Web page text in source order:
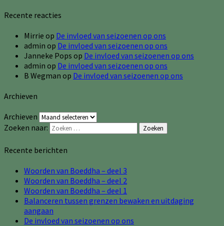
Recente reacties
Mirrie op De invloed van seizoenen op ons
admin op De invloed van seizoenen op ons
Janneke Pops op De invloed van seizoenen op ons
admin op De invloed van seizoenen op ons
B Wegman op De invloed van seizoenen op ons
Archieven
Archieven
Zoeken naar:
Zoeken
Recente berichten
Woorden van Boeddha – deel 3
Woorden van Boeddha – deel 2
Woorden van Boeddha – deel 1
Balanceren tussen grenzen bewaken en uitdaging
aangaan
De invloed van seizoenen op ons